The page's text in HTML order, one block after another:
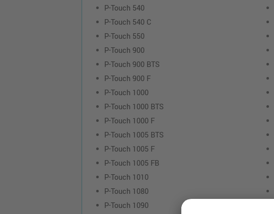
P-Touch 540
P-Touch 540 C
P-Touch 550
P-Touch 900
P-Touch 900 BTS
P-Touch 900 F
P-Touch 1000
P-Touch 1000 BTS
P-Touch 1000 F
P-Touch 1005 BTS
P-Touch 1005 F
P-Touch 1005 FB
P-Touch 1010
P-Touch 1080
P-Touch 1090